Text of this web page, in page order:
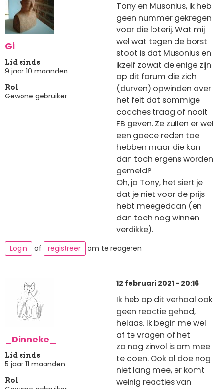
Gi
Lid sinds
9 jaar 10 maanden
Rol
Gewone gebruiker
Tony en Musonius, ik heb
geen nummer gekregen
voor die loterij. Wat mij
wel wat tegen de borst
stoot is dat Musonius en
ikzelf zowat de enige zijn
op dit forum die zich
(durven) opwinden over
het feit dat sommige
coaches traag of nooit
FB geven. Ze zullen er wel
een goede reden toe
hebben maar die kan
dan toch ergens worden
gemeld?
Oh, ja Tony, het siert je
dat je niet voor de prijs
hebt meegedaan (en
dan toch nog winnen
verdikke).
Login of registreer om te reageren
_Dinneke_
Lid sinds
5 jaar 11 maanden
Rol
12 februari 2021 - 20:16
Ik heb op dit verhaal ook
geen reactie gehad,
helaas. Ik begin me wel
af te vragen of het
zo nog zinvol is om mee
te doen. Ook al doe nog
niet lang mee, er komt
weinig reacties van